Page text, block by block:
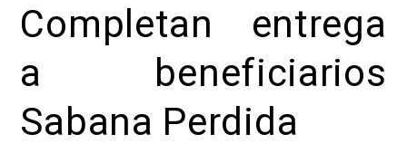
Completan entrega
a beneficiarios
Sabana Perdida